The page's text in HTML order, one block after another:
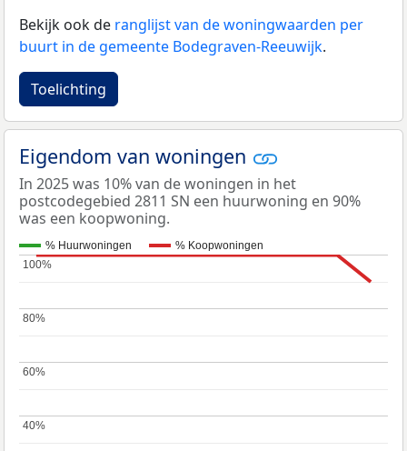
Bekijk ook de ranglijst van de woningwaarden per
buurt in de gemeente Bodegraven-Reeuwijk.
Toelichting
Eigendom van woningen
In 2025 was 10% van de woningen in het
postcodegebied 2811 SN een huurwoning en 90%
was een koopwoning.
% Huurwoningen % Koopwoningen
40%
40%
60%
60%
80%
80%
100%
100%